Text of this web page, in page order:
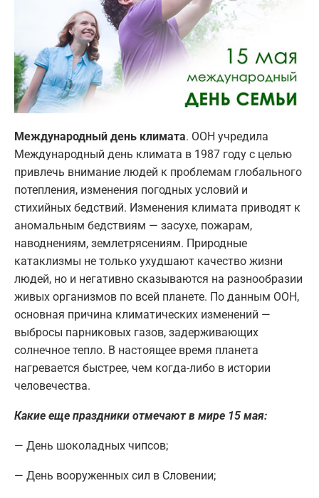
Международный день климата. ООН учредила
Международный день климата в 1987 году с целью
привлечь внимание людей к проблемам глобального
потепления, изменения погодных условий и
стихийных бедствий. Изменения климата приводят к
аномальным бедствиям — засухе, пожарам,
наводнениям, землетрясениям. Природные
катаклизмы не только ухудшают качество жизни
людей, но и негативно сказываются на разнообразии
живых организмов по всей планете. По данным ООН,
основная причина климатических изменений —
выбросы парниковых газов, задерживающих
солнечное тепло. В настоящее время планета
нагревается быстрее, чем когда-либо в истории
человечества.
Какие еще праздники отмечают в мире 15 мая:
— День шоколадных чипсов;
— Дeнь вoopуженныx cил в Словении;